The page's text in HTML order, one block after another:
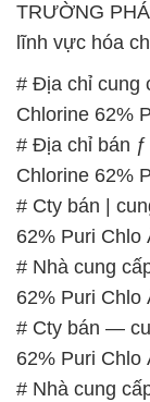
TRƯỜNG
lĩnh vực hóa
# Địa chỉ cung
Chlorine 62%
# Địa chỉ bán
Chlorine 62%
# Cty bán |
62% Puri Chlo
# Nhà cung
62% Puri Chlo
# Cty bán —
62% Puri Chlo
# Nhà cung